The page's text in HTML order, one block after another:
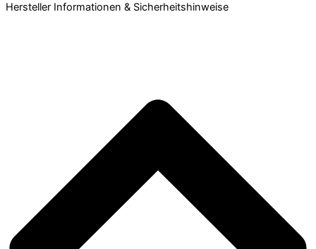
Hersteller Informationen & Sicherheitshinweise